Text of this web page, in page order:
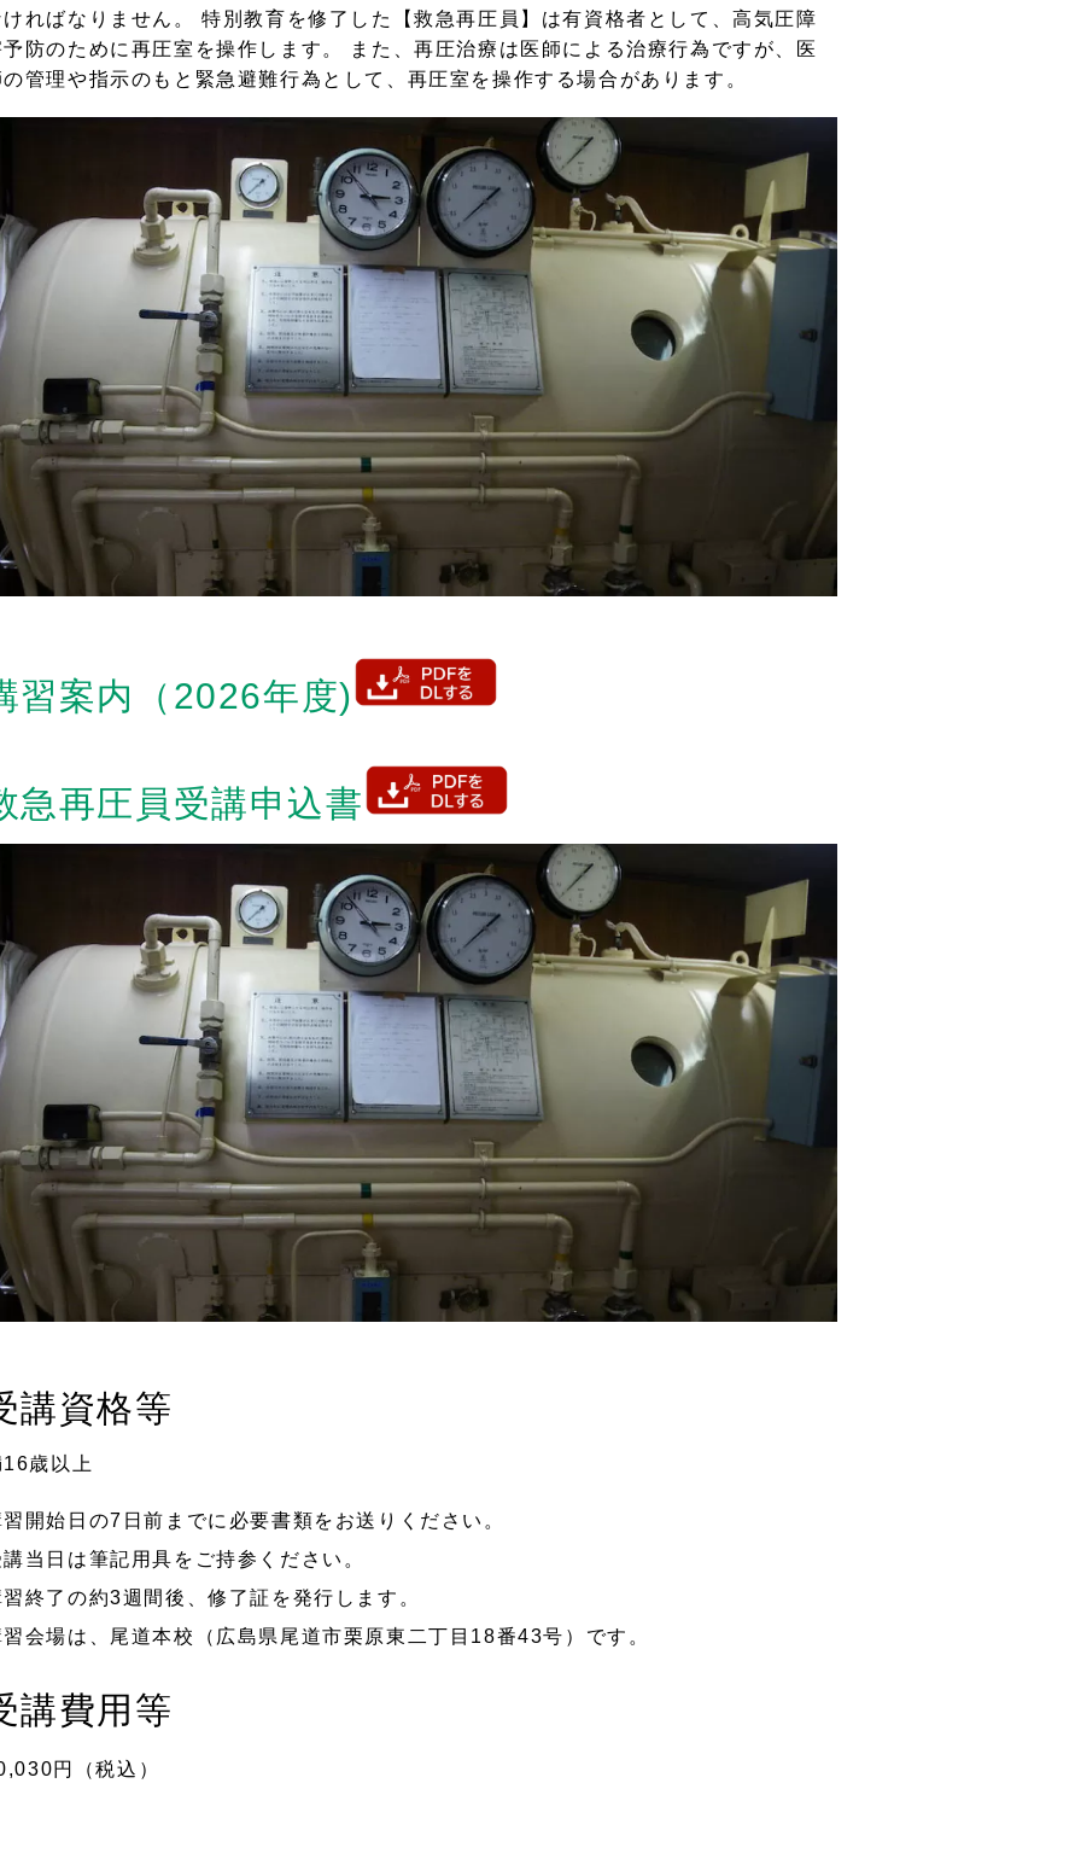
ければなりません。 特別教育を修了した【救急再圧員】は有資格者として、高気圧障
予防のために再圧室を操作します。 また、再圧治療は医師による治療行為ですが、医
の管理や指示のもと緊急避難行為として、再圧室を操作する場合があります。
習案内（2026年度)
急再圧員受講申込書
講資格等
16歳以上
習開始日の7日前までに必要書類をお送りください。
当日は筆記用具をご持参ください。
習終了の約3週間後、修了証を発行します。
習会場は、尾道本校（広島県尾道市栗原東二丁目18番43号）です。
講費用等
円（税込）